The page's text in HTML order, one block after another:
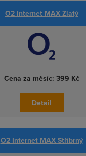
O2 Internet MAX Zlatý
Cena za měsíc: 399 Kč
Detail
O2 Internet MAX Stříbrný